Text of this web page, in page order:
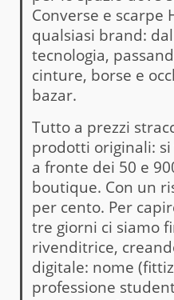
Converse e scarpe
qualsiasi brand:
tecnologia,
cinture, borse e
bazar.
Tutto a prezzi
prodotti originali:
a fronte dei 50 e
boutique. Con un
per cento. Per
tre giorni ci siamo
rivenditrice,
digitale: nome
professione